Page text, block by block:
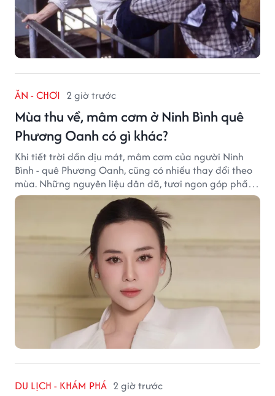
ĂN - CHƠI 2 giờ trước
Mùa thu về, mâm cơm ở Ninh Bình quê
Phương Oanh có gì khác?
Khi tiết trời dần dịu mát, mâm cơm của người Ninh
Bình - quê Phương Oanh, cũng có nhiều thay đổi theo
mùa. Những nguyên liệu dân dã, tươi ngon góp phần
tạo nên hương vị bình dị nhưng đầy cuốn hút của vùng
DU LỊCH - KHÁM PHÁ 2 giờ trước